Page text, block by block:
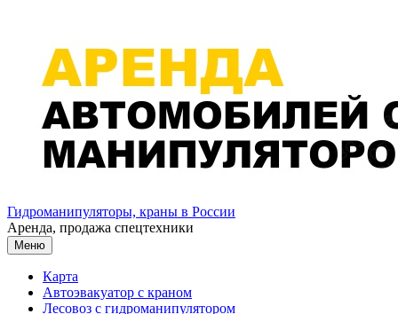
Гидроманипуляторы, краны в России
Аренда, продажа спецтехники
Меню
Карта
Автоэвакуатор с краном
Лесовоз с гидроманипулятором